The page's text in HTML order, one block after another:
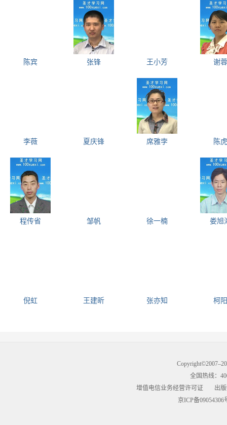
陈宾 张锋 王小芳 谢蓉
李薇 夏庆锋 席雅孛 陈虎
程传省 邹帆 徐一楠 娄旭
倪虹 王建昕 张亦知 柯阳
全国热线：
增值电信业务经营许可证
出
京ICP备09054306